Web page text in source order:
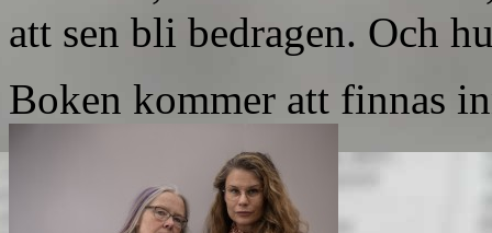
att sen bli bedragen. Och
Boken kommer att finnas